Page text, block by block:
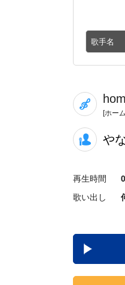
[ホー
や
再生時間
歌い出し